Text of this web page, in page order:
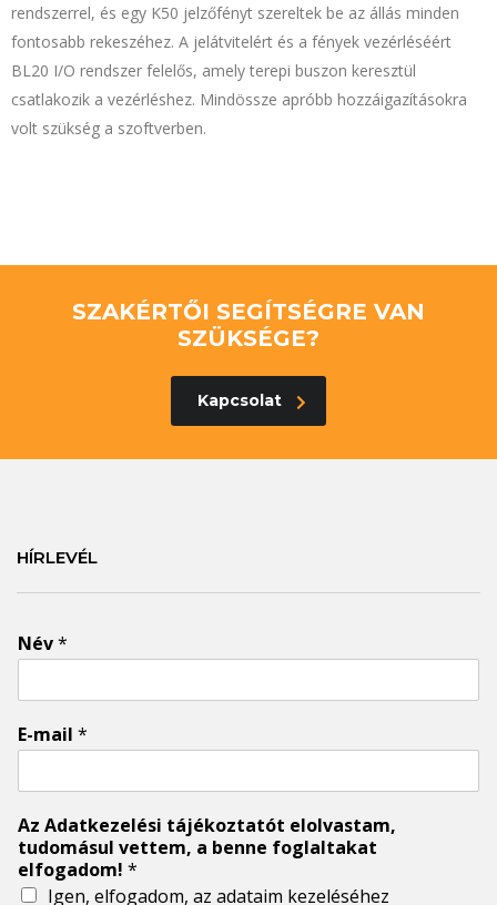
rendszerrel, és egy K50 jelzőfényt szereltek be az állás minden
fontosabb rekeszéhez. A jelátvitelért és a fények vezérléséért
BL20 I/O rendszer felelős, amely terepi buszon keresztül
csatlakozik a vezérléshez. Mindössze apróbb hozzáigazításokra
volt szükség a szoftverben.
SZAKÉRTŐI SEGÍTSÉGRE VAN
SZÜKSÉGE?
Kapcsolat
HÍRLEVÉL
Név*
E-mail *
Az Adatkezelési tájékoztatót elolvastam,
tudomásul vettem, a benne foglaltakat
elfogadom! *
Igen, elfogadom, az adataim kezeléséhez